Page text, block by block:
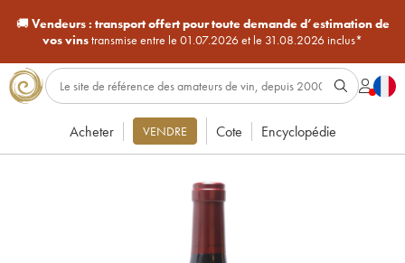
🚚Vendeurs : transport offert pour toute demande d’estimation de
vos vinstransmise entre le 01.07.2026 et le 31.08.2026 inclus*
Acheter VENDRE Cote Encyclopédie